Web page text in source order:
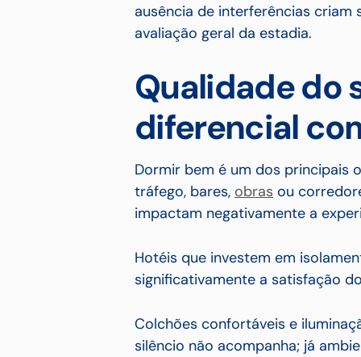
ausência de interferências criam
avaliação geral da estadia.
Qualidade do
diferencial
Dormir bem é um dos principais
tráfego, bares, obras ou
impactam negativamente a
Hotéis que investem em
significativamente a satisfação
Colchões confortáveis e
silêncio não acompanha; já